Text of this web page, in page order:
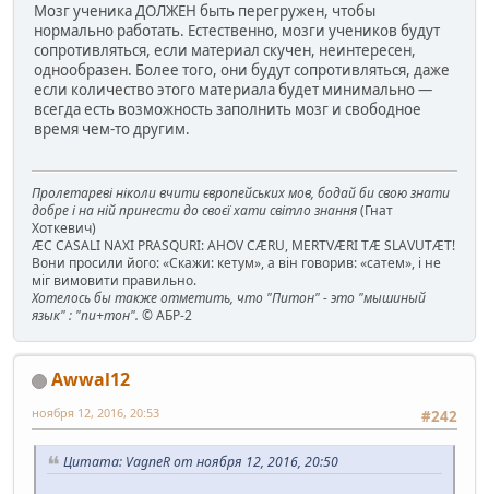
Мозг ученика ДОЛЖЕН быть перегружен, чтобы
нормально работать. Естественно, мозги учеников будут
сопротивляться, если материал скучен, неинтересен,
однообразен. Более того, они будут сопротивляться, даже
если количество этого материала будет минимально —
всегда есть возможность заполнить мозг и свободное
время чем-то другим.
Пролетареві ніколи вчити європейських мов, бодай би свою знати
добре і на ній принести до своєї хати світло знання(Гнат
Хоткевич)
ÆC CASALI NAXI PRASQURI: AHOV CÆRU, MERTVÆRI TÆ SLAVUTÆT!
Вони просили його: «Скажи: кетум», а він говорив: «сатем», і не
міг вимовити правильно.
Хотелось бы также отметить, что "Питон" - это "мышиный
язык" : "пи+тон". © АБР-2
Awwal12
#242
ноября 12, 2016, 20:53
Цитата: VagneR от ноября 12, 2016, 20:50